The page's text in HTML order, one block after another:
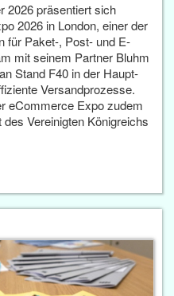
2026 präsentiert sich
2026 in London, einer der
für Paket-, Post- und E-
mit seinem Partner Bluhm
Stand F40 in der Haupt­
Versandprozesse.
eCommerce Expo zudem
Vereinigten Königreichs